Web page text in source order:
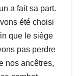
a fait sa part.
été choisi
que le siège
pas perdre
nos ancêtres,